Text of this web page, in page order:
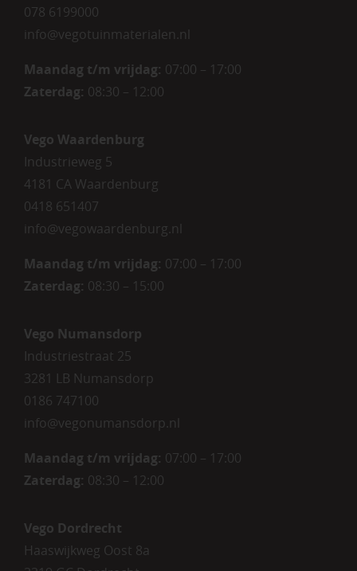
078 6199000
info@vegotuinmaterialen.nl
Maandag t/m vrijdag: 07:00 – 17:00
Zaterdag: 08:30 – 12:00
Vego Waardenburg
Industrieweg 5
4181 CA Waardenburg
0418 651407
info@vegowaardenburg.nl
Maandag t/m vrijdag: 07:00 – 17:00
Zaterdag: 08:30 – 15:00
Vego Numansdorp
Industriestraat 25
3281 LB Numansdorp
0186 747100
info@vegonumansdorp.nl
Maandag t/m vrijdag: 07:00 – 17:00
Zaterdag: 08:30 – 12:00
Vego Dordrecht
Haaswijkweg Oost 8a